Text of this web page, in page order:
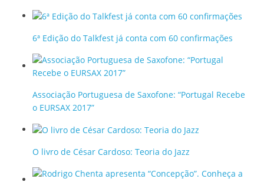
6ª Edição do Talkfest já conta com 60 confirmações
Associação Portuguesa de Saxofone: “Portugal Recebe
o EURSAX 2017”
O livro de César Cardoso: Teoria do Jazz